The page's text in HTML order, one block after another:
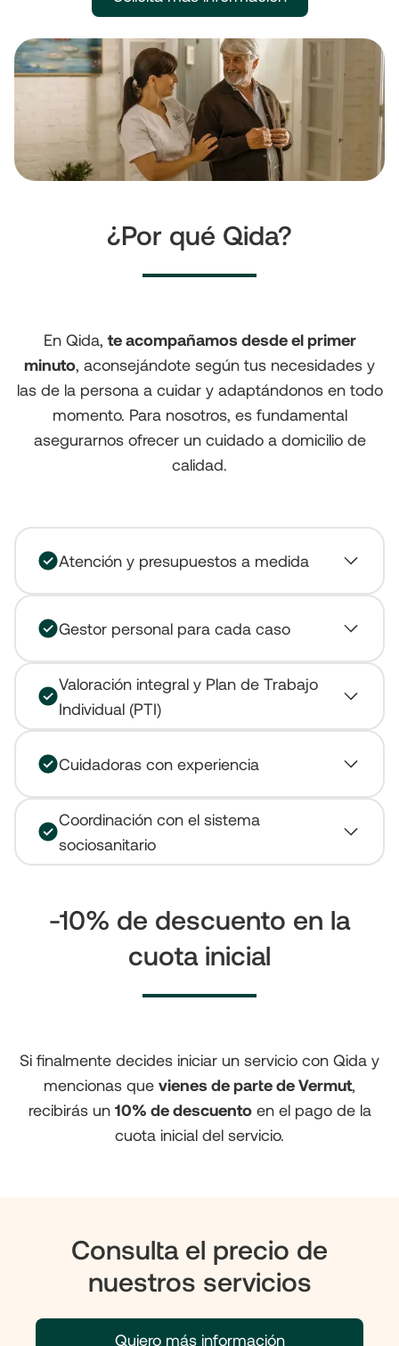
¿Por qué Qida?
En Qida, te acompañamos desde el primer
minuto, aconsejándote según tus necesidades y
las de la persona a cuidar y adaptándonos en todo
momento. Para nosotros, es fundamental
asegurarnos ofrecer un cuidado a domicilio de
calidad.
Atención y presupuestos a medida
Gestor personal para cada caso
Valoración integral y Plan de Trabajo
Individual (PTI)
Cuidadoras con experiencia
Coordinación con el sistema
sociosanitario
-10% de descuento en la
cuota inicial
Si finalmente decides iniciar un servicio con Qida y
mencionas que vienes de parte de Vermut,
recibirás un 10% de descuentoen el pago de la
cuota inicial del servicio.
Consulta el precio de
nuestros servicios
Quiero más información